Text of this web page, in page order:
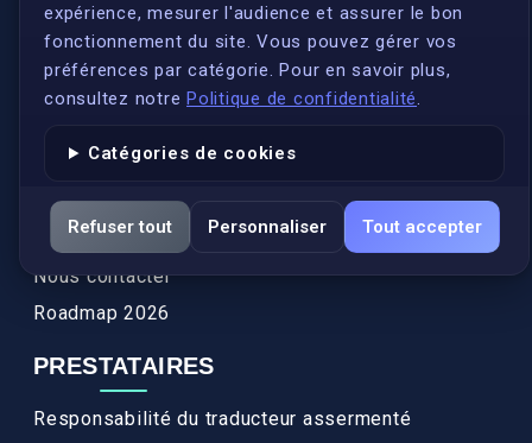
expérience, mesurer l'audience et assurer le bon
fonctionnement du site. Vous pouvez gérer vos
préférences par catégorie. Pour en savoir plus,
consultez notre Politique de confidentialité.
Catégories de cookies
Refuser tout Personnaliser Tout accepter
Qui sommes-nous ?
Conformité
Annuaires des traducteurs assermentés
Actualités
Services
FAQ
Nous contacter
Roadmap 2026
PRESTATAIRES
Responsabilité du traducteur assermenté